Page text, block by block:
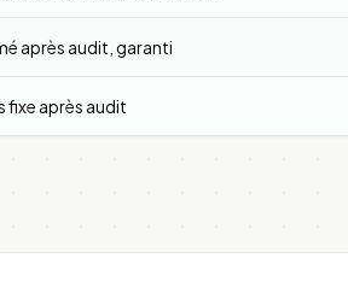
après audit, garanti
fixe après audit